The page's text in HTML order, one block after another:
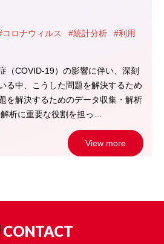
コロナウィルス #統計分析
#利用
（COVID-19）の影響に伴い、深刻
る中、こうした問題を解決するため
を解決するためのデータ収集・解析
析に重要な役割を担っ…
View more
CONTACT